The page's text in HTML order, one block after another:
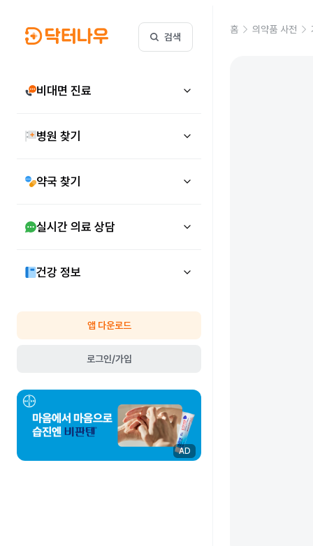
검색
비대면 진료
병원 찾기
약국 찾기
실시간 의료 상담
건강 정보
앱 다운로드
로그인/가입
AD
홈 의약품 사전